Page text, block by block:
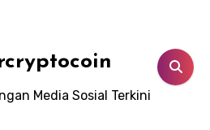
Media Sosial Terkini